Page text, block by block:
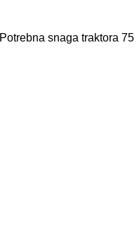
Potrebna snaga traktora 75